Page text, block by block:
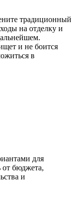
традиционный
на отделку и
и не боится
в
для
от бюджета,
и